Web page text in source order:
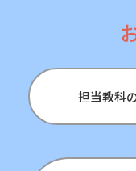
担当教科